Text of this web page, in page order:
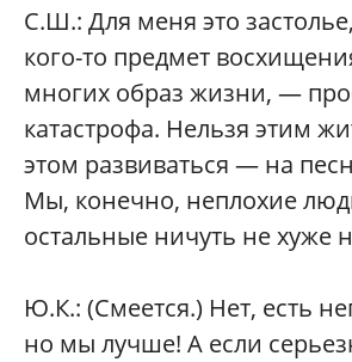
С.Ш.: Для меня это
кого-то предмет
многих образ жизни, —
катастрофа. Нельзя этим
этом развиваться — на
Мы, конечно, неплохие
остальные ничуть не хуже
Ю.К.: (Смеется.) Нет, есть
но мы лучше! А если